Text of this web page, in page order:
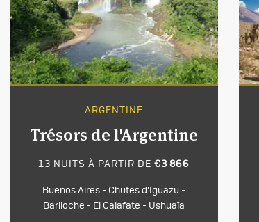
ARGENTINE
Trésors de l'Argentine
13 NUITS À PARTIR DE€3 866
Buenos Aires - Chutes d'Iguazu -
Bariloche - El Calafate - Ushuaïa